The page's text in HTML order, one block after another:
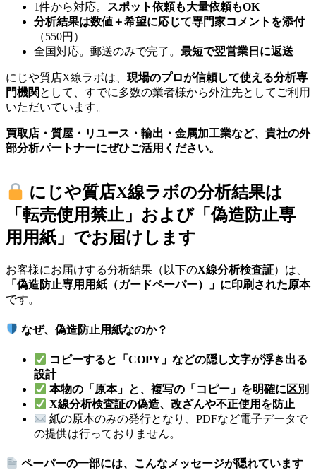
1件から対応。
スポット依頼も大量依頼もOK
分析結果は数値＋希望に応じて専門家コメントを添付
（550円）
全国対応。郵送のみで完了。 最短で翌営業日に返送
にじや質店X線ラボは、 現場のプロが信頼して使える分析専
門機関 として、すでに多数の業者様から外注先としてご利用
いただいています。
買取店・質屋・リユース・輸出・金属加工業など、貴社の外
部分析パートナーにぜひご活用ください。
にじや質店X線ラボの分析結果は
「転売使用禁止」および「偽造防止専
用用紙」でお届けします
お客様にお届けする分析結果（以下のX線分析検査証）は、
「偽造防止専用用紙（ガードペーパー）」に印刷された原本
です。
なぜ、偽造防止用紙なのか？
コピーすると「COPY」などの隠し文字が浮き出る
設計
本物の「原本」と、複写の「コピー」を明確に区別
X線分析検査証の偽造、改ざんや不正使用を防止
紙の原本のみの発行となり、PDFなど電子データで
の提供は行っておりません。
ペーパーの一部には、こんなメッセージが隠れています